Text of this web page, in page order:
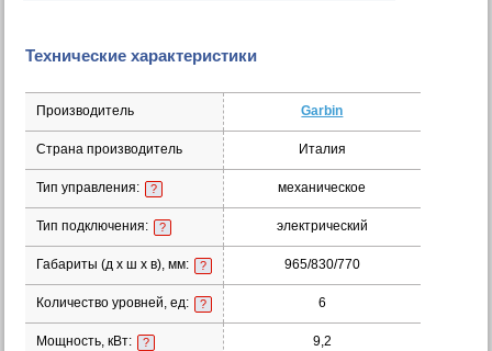
Технические характеристики
Производитель Garbin
Страна производитель Италия
Тип управления: ? механическое
Тип подключения: ? электрический
Габариты (д х ш х в), мм: ? 965/830/770
Количество уровней, ед: ? 6
Мощность, кВт: ? 9,2